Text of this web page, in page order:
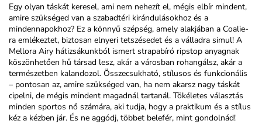
Egy olyan táskát keresel, ami nem nehezít el, mégis elbír mindent,
amire szükséged van a szabadtéri kirándulásokhoz és a
mindennapokhoz? Ez a könnyű szépség, amely alakjában a Coalie-
ra emlékeztet, biztosan elnyeri tetszésedet és a válladra simul! A
Mellora Airy hátizsákunkból ismert strapabíró ripstop anyagnak
köszönhetően hű társad lesz, akár a városban rohangálsz, akár a
természetben kalandozol. Összecsukható, stílusos és funkcionális
– pontosan az, amire szükséged van, ha nem akarsz nagy táskát
cipelni, de mégis mindent magadnál tartanál. Tökéletes választás
minden sportos nő számára, aki tudja, hogy a praktikum és a stílus
kéz a kézben jár. És ne aggódj, többet belefér, mint gondolnád!